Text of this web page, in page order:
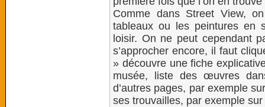
Comme dans Street View,
tableaux ou les peintures en
loisir. On ne peut cependant
s’approcher encore, il faut
» découvre une fiche
musée, liste des œuvres
d’autres pages, par exemple
ses trouvailles, par exemple